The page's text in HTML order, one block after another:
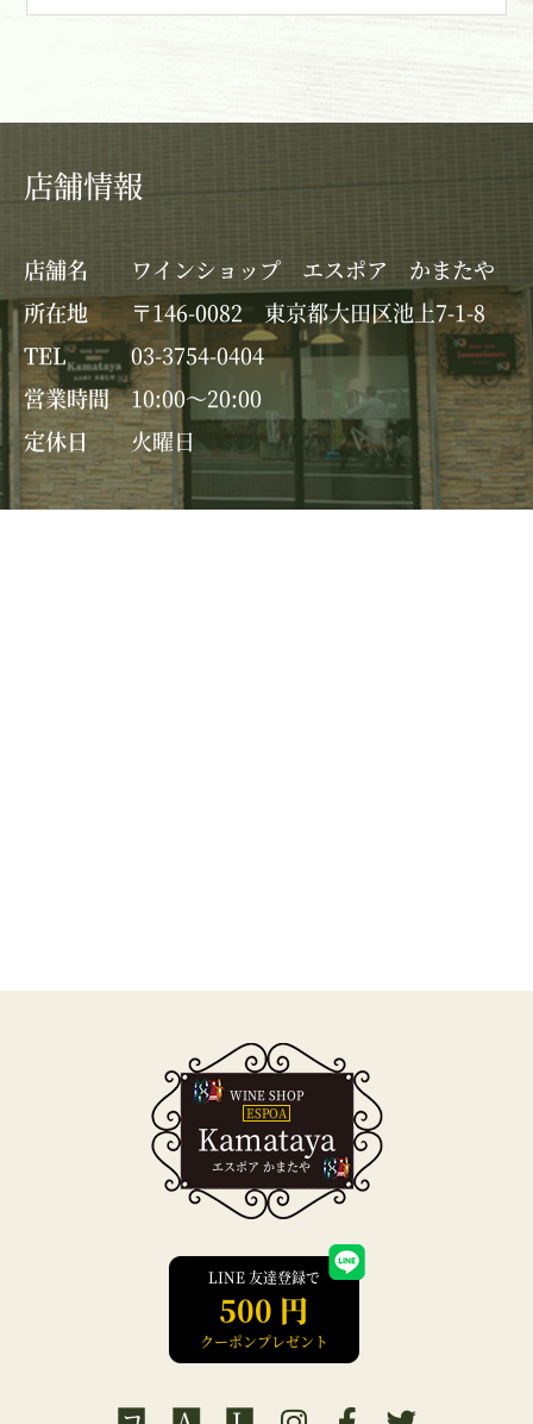
店舗情報
店舗名
ワインショップ エスポア かまたや
所在地
〒146-0082 東京都大田区池上7-1-8
TEL
03-3754-0404
営業時間
10:00～20:00
定休日
火曜日
WINE SHOP
ESPOA
Kamataya
エスポア かまたや
LINE 友達登録で
500 円
クーポンプレゼント